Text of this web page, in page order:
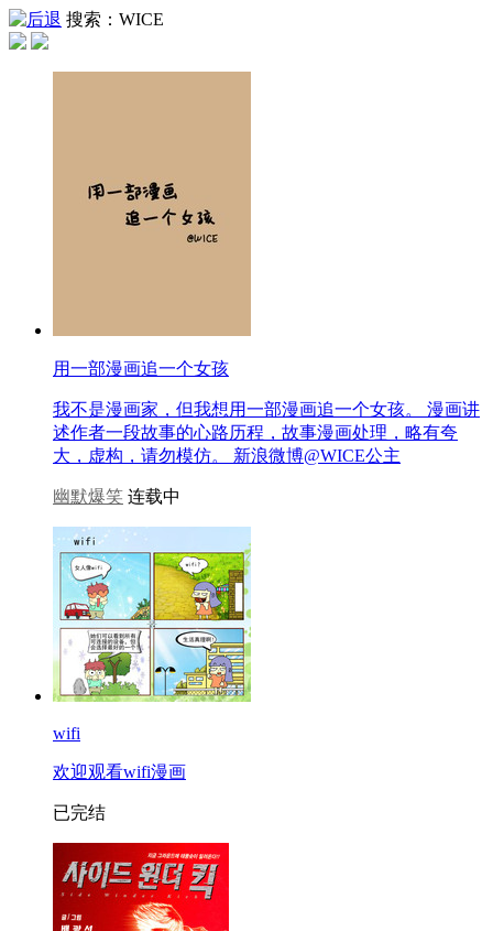
搜索：WICE
用一部漫画追一个女孩
我不是漫画家，但我想用一部漫画追一个女孩。 漫画讲
述作者一段故事的心路历程，故事漫画处理，略有夸
大，虚构，请勿模仿。 新浪微博@WICE公主
幽默爆笑 连载中
wifi
欢迎观看wifi漫画
已完结